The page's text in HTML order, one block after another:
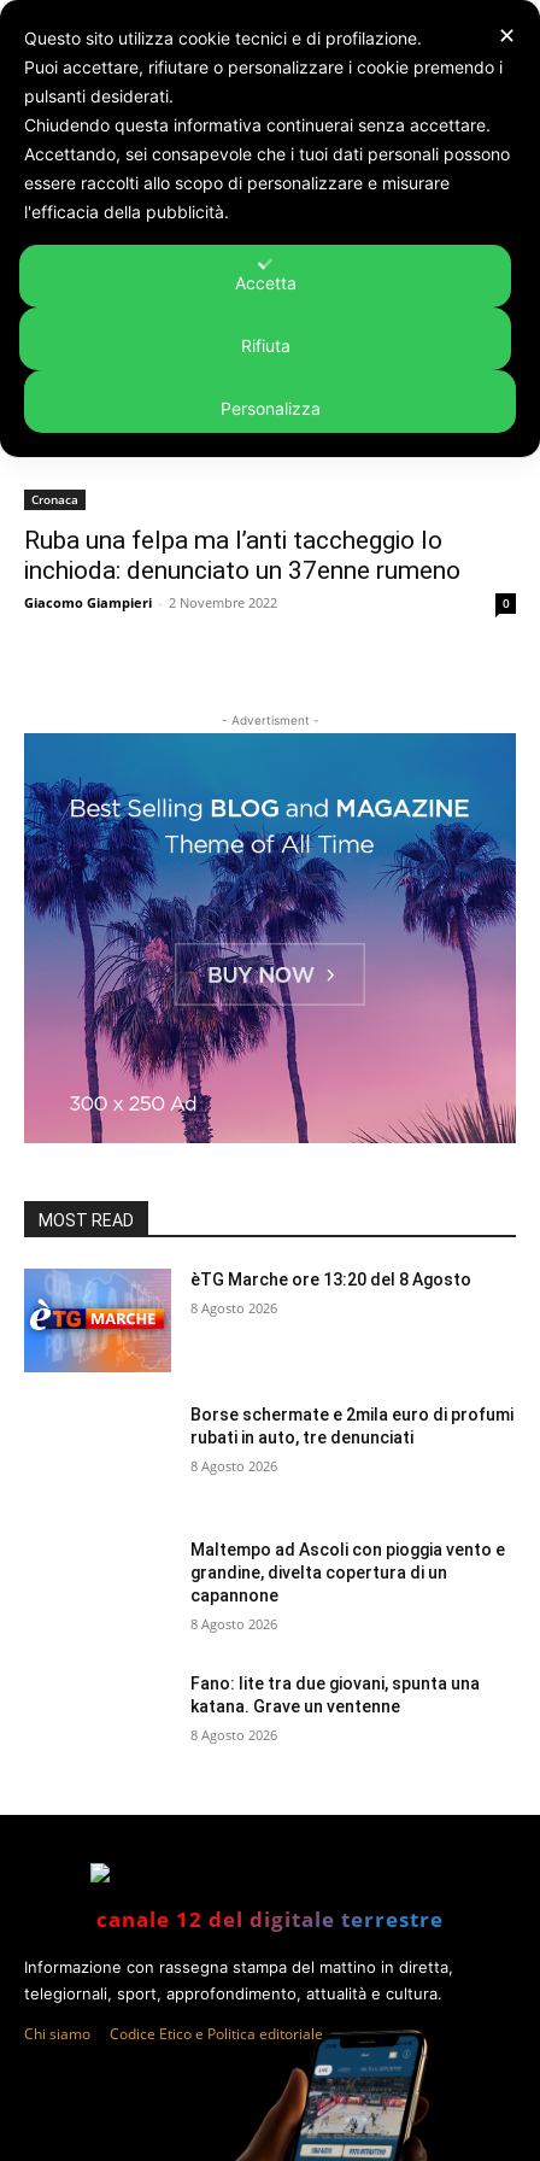
Corso garibaldi
Tag:corso garibaldi
Cronaca
Ruba una felpa ma l’anti taccheggio lo
inchioda: denunciato un 37enne rumeno
Giacomo Giampieri - 2 Novembre 2022 0
- Advertisment -
MOST READ
èTG Marche ore 13:20 del 8 Agosto
8 Agosto 2026
Borse schermate e 2mila euro di profumi
rubati in auto, tre denunciati
8 Agosto 2026
Maltempo ad Ascoli con pioggia vento e
grandine, divelta copertura di un
capannone
8 Agosto 2026
Fano: lite tra due giovani, spunta una
katana. Grave un ventenne
8 Agosto 2026
canale 12 del digitale terrestre
Informazione con rassegna stampa del mattino in diretta,
telegiornali, sport, approfondimento, attualità e cultura.
Chi siamo Codice Etico e Politica editoriale
✕
Questo sito utilizza cookie tecnici e di profilazione.
Puoi accettare, rifiutare o personalizzare i cookie premendo i
pulsanti desiderati.
Chiudendo questa informativa continuerai senza accettare.
Accettando, sei consapevole che i tuoi dati personali possono
essere raccolti allo scopo di personalizzare e misurare
l'efficacia della pubblicità.
Accetta
Rifiuta
Personalizza